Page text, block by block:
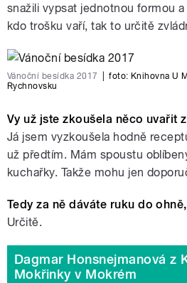
snažili vypsat jednotnou formou
kdo trošku vaří, tak to určitě
Vánoční besídka 2017 foto: Knihovna U
Rychnovsku
Vy už jste zkoušela něco uvařit
Já jsem vyzkoušela hodně
už předtím. Mám spoustu
kuchařky. Takže mohu jen
Tedy za ně dáváte ruku do
Určitě.
Dagmar Honsnejmanová z
Mokřinky v Mokrém